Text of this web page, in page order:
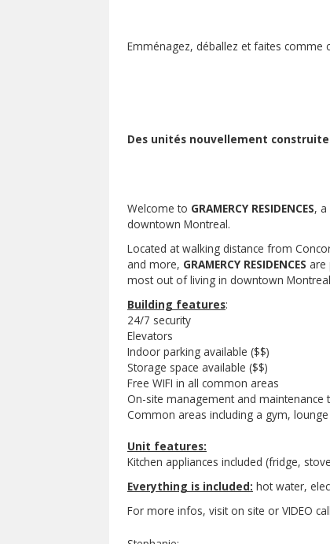
Emménagez, déballez et faites comme
Des unités nouvellement
Welcome to GRAMERCY RESIDENCES,
downtown Montreal.
Located at walking distance from
and more, GRAMERCY RESIDENCES are
most out of living in downtown
Building features:
24/7 security
Elevators
Indoor parking available ($$)
Storage space available ($$)
Free WIFI in all common areas
On-site management and maintenance
Common areas including a gym,
Unit features:
Kitchen appliances included (fridge,
Everything is included: hot water,
For more infos, visit on site or VIDEO